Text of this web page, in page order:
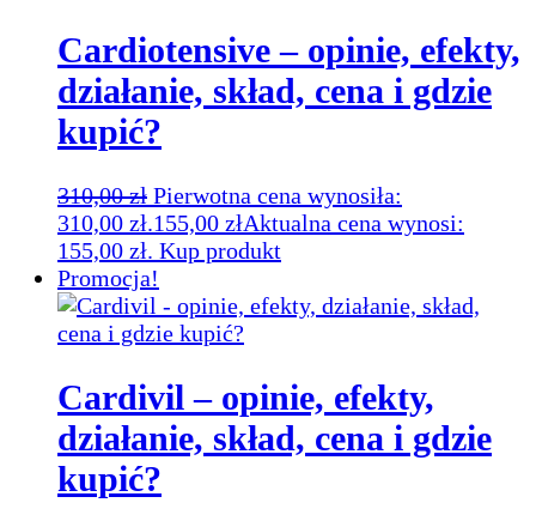
Cardiotensive – opinie, efekty,
działanie, skład, cena i gdzie
kupić?
310,00zł Pierwotna cena wynosiła:
310,00 zł.155,00 złAktualna cena wynosi:
155,00 zł. Kup produkt
Promocja!
Cardivil – opinie, efekty,
działanie, skład, cena i gdzie
kupić?